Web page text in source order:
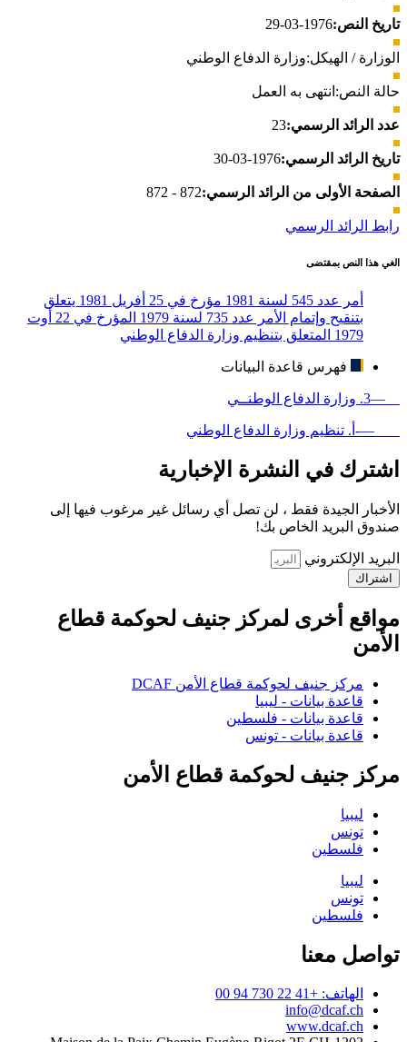
تاريخ النص:1976-03-29
الوزارة / الهيكل:وزارة الدفاع الوطني
حالة النص: انتهى به العمل
عدد الرائد الرسمي:23
تاريخ الرائد الرسمي:1976-03-30
الصفحة الأولى من الرائد الرسمي:872 - 872
رابط الرائد الرسمي
الغي هذا النص بمقتضى
أمر عدد 545 لسنة 1981 مؤرخ في 25 أفريل 1981 يتعلق
بتنقيح وإتمام الأمر عدد 735 لسنة 1979 المؤرخ في 22 أوت
1979 المتعلق بتنظيم وزارة الدفاع الوطني
فهرس قاعدة البيانات
—3. وزارة الدفاع الوطنــي
—-أ. تنظيم وزارة الدفاع الوطني
اشترك في النشرة الإخبارية
الأخبار الجيدة فقط ، لن تصل أي رسائل غير مرغوب فيها إلى
صندوق البريد الخاص بك!
البريد الإلكتروني
اشتراك
مواقع أخرى لمركز جنيف لحوكمة قطاع
الأمن
مركز جنيف لحوكمة قطاع الأمن DCAF
قاعدة بيانات - ليبيا
قاعدة بيانات - فلسطين
قاعدة بيانات - تونس
مركز جنيف لحوكمة قطاع الأمن
ليبيا
تونس
فلسطين
ليبيا
تونس
فلسطين
تواصل معنا
الهاتف: +41 22 730 94 00
info@dcaf.ch
www.dcaf.ch